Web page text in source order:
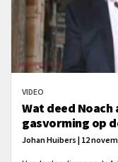
VIDEO
Wat deed
gasvorming op
Johan Huibers | 12